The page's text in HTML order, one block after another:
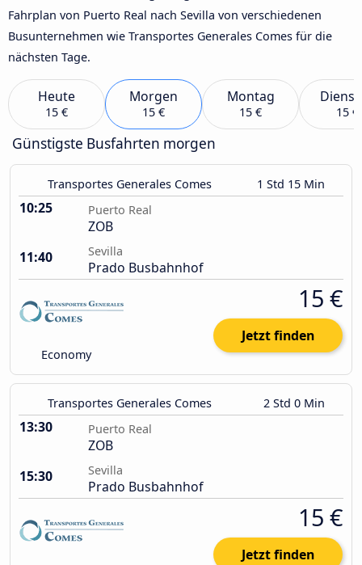
Fahrplan von Puerto Real nach Sevilla von verschiedenen
Busunternehmen wie Transportes Generales Comes für die
nächsten Tage.
Heute
15 €
Morgen
15 €
Montag
15 € 15 €
Günstigste Busfahrten morgen
Transportes Generales Comes 1 Std 15 Min
10:25 Puerto Real
ZOB
11:40
Sevilla
Prado Busbahnhof
Economy
15 €
Jetzt finden
Transportes Generales Comes 2 Std 0 Min
13:30 Puerto Real
ZOB
15:30
Sevilla
Prado Busbahnhof
15 €
Jetzt finden